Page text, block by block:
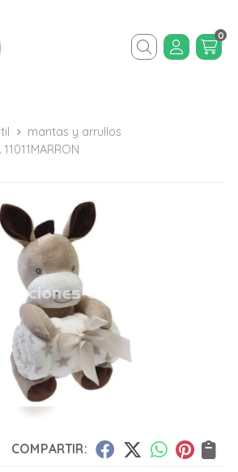
Buscar
0
mantas y arrullos
COMPARTIR: